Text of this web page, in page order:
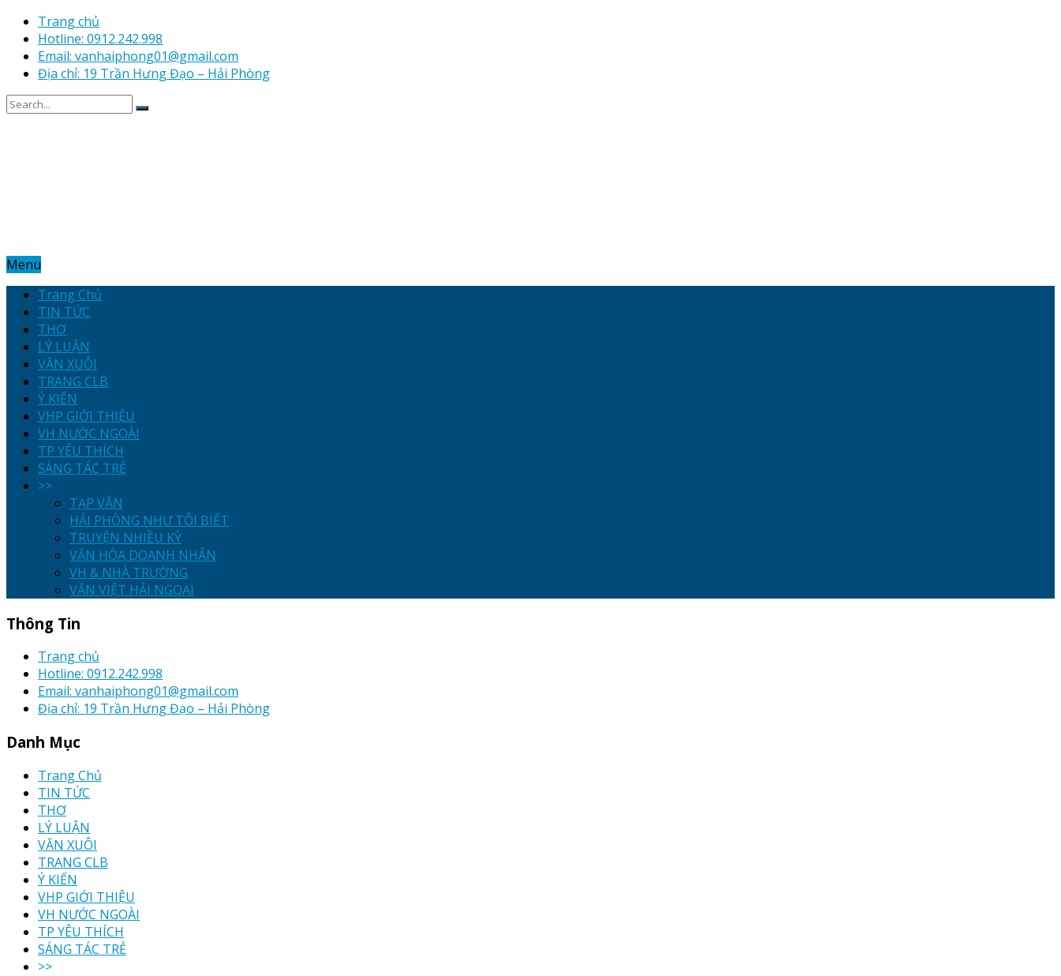
Trang chủ
Hotline: 0912.242.998
Email: vanhaiphong01@gmail.com
Địa chỉ: 19 Trần Hưng Đạo – Hải Phòng
Menu
Trang Chủ
TIN TỨC
THƠ
LÝ LUẬN
VĂN XUÔI
TRANG CLB
Ý KIẾN
VHP GIỚI THIỆU
VH NƯỚC NGOÀI
TP YÊU THÍCH
SÁNG TÁC TRẺ
>>
TẠP VĂN
HẢI PHÒNG NHƯ TÔI BIẾT
TRUYỆN NHIỀU KỲ
VĂN HÓA DOANH NHÂN
VH & NHÀ TRƯỜNG
VĂN VIỆT HẢI NGOẠI
Thông Tin
Trang chủ
Hotline: 0912.242.998
Email: vanhaiphong01@gmail.com
Địa chỉ: 19 Trần Hưng Đạo – Hải Phòng
Danh Mục
Trang Chủ
TIN TỨC
THƠ
LÝ LUẬN
VĂN XUÔI
TRANG CLB
Ý KIẾN
VHP GIỚI THIỆU
VH NƯỚC NGOÀI
TP YÊU THÍCH
SÁNG TÁC TRẺ
>>